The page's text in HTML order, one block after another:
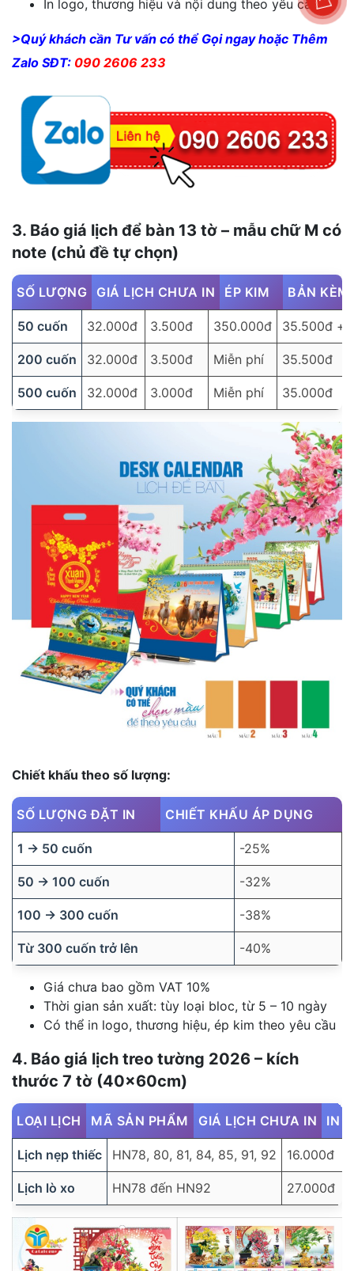
In logo, thương hiệu và nội dung theo yêu cầu
>Quý khách cần Tư vấn có thể Gọi ngay hoặc Thêm
Zalo SĐT: 090 2606 233
3. Báo giá lịch để bàn 13 tờ – mẫu chữ M có
note (chủ đề tự chọn)
SỐ LƯỢNG GIÁ LỊCH CHƯA IN ÉP KIM BẢN KÈM
50 cuốn 32.000đ 3.500đ 350.000đ 35.500đ +
200 cuốn 32.000đ 3.500đ Miễn phí 35.500đ
500 cuốn 32.000đ 3.000đ Miễn phí 35.000đ
Chiết khấu theo số lượng:
SỐ LƯỢNG ĐẶT IN CHIẾT KHẤU ÁP DỤNG
1 → 50 cuốn -25%
50 → 100 cuốn -32%
100 → 300 cuốn -38%
Từ 300 cuốn trở lên -40%
Giá chưa bao gồm VAT 10%
Thời gian sản xuất: tùy loại bloc, từ 5 – 10 ngày
Có thể in logo, thương hiệu, ép kim theo yêu cầu
4. Báo giá lịch treo tường 2026 – kích
thước 7 tờ (40×60cm)
LOẠI LỊCH MÃ SẢN PHẨM GIÁ LỊCH CHƯA IN IN
Lịch nẹp thiếc HN78, 80, 81, 84, 85, 91, 92 16.000đ
Lịch lò xo HN78 đến HN92 27.000đ